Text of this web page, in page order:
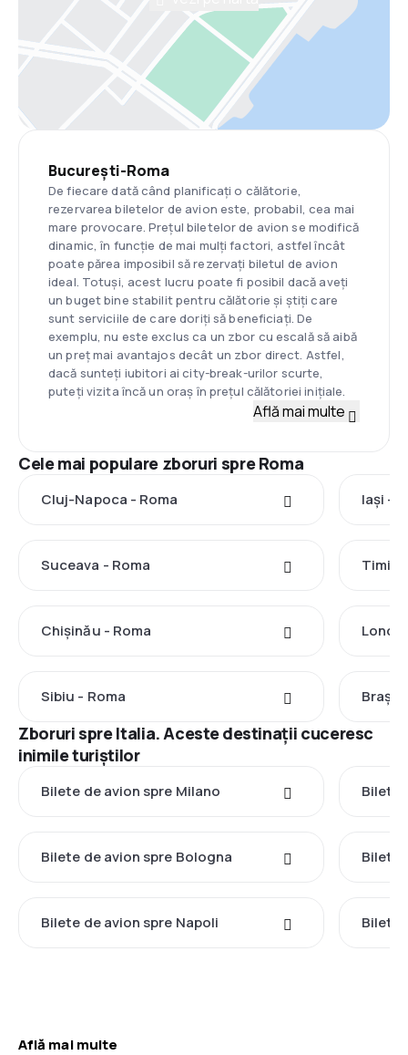
București-Roma
De fiecare dată când planificați o călătorie,
rezervarea biletelor de avion este, probabil, cea mai
mare provocare. Prețul biletelor de avion se modifică
dinamic, în funcție de mai mulți factori, astfel încât
poate părea imposibil să rezervați biletul de avion
ideal. Totuși, acest lucru poate fi posibil dacă aveți
un buget bine stabilit pentru călătorie și știți care
sunt serviciile de care doriți să beneficiați. De
exemplu, nu este exclus ca un zbor cu escală să aibă
un preț mai avantajos decât un zbor direct. Astfel,
dacă sunteți iubitori ai city-break-urilor scurte,
puteți vizita încă un oraș în prețul călătoriei inițiale.
Află mai multe
Cele mai populare zboruri spre Roma
Cluj-Napoca - Roma Iași -
Suceava - Roma
Chișinău - Roma
Sibiu - Roma
Zboruri spre Italia. Aceste destinații cuceresc
inimile turiștilor
Bilete de avion spre Milano Bilete
Bilete de avion spre Bologna Bilete
Bilete de avion spre Napoli Bilete
Află mai multe